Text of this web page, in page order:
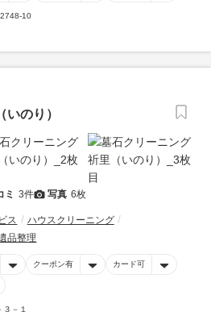
10
のり）
ミ 3件 写真 6枚
ス
ハウスクリーニング
品整理
クーポン有 カード可
－１